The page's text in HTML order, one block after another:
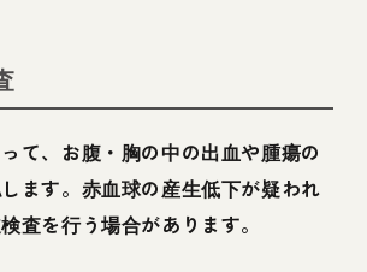
て、お腹・胸の中の出血や腫瘍の
ます。赤血球の産生低下が疑われ
査を行う場合があります。